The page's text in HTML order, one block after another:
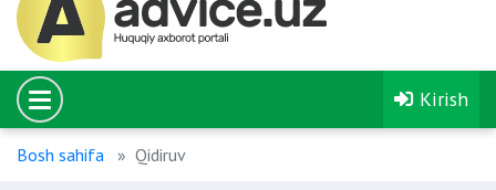
Kirish
Bosh sahifa Qidiruv